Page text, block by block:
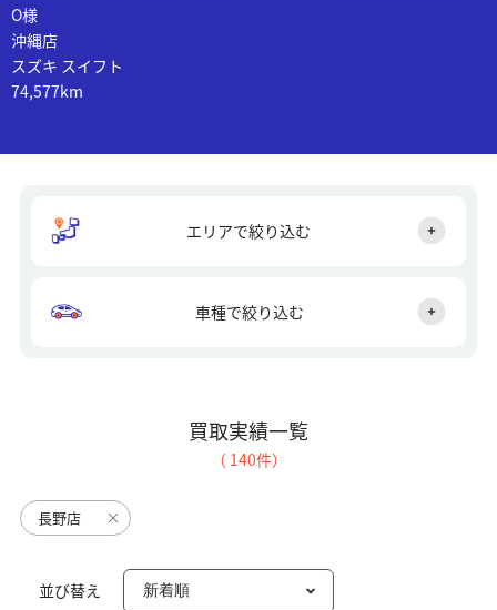
O様
沖縄店
スズキ スイフト
74,577km
エリアで絞り込む
車種で絞り込む
買取実績一覧
（ 140件）
長野店
並び替え